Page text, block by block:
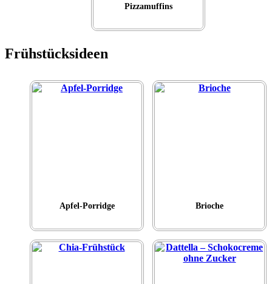
Pizzamuffins
Frühstücksideen
Apfel-Porridge Brioche